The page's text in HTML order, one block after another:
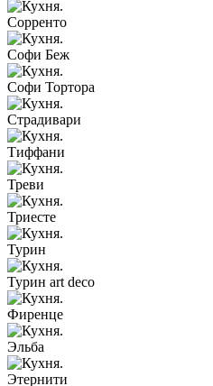
Сорренто
Софи Беж
Софи Тортора
Страдивари
Тиффани
Треви
Триесте
Турин
Турин art deco
Фиренце
Эльба
Этернити